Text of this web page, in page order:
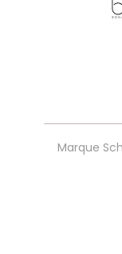
Marque